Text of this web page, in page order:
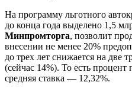
На программу льготного
до конца года выделено 1,5
Минпромторга, позволит
внесении не менее 20%
до трех лет снижается на две
(сейчас 14%). То есть
средняя ставка — 12,32%.